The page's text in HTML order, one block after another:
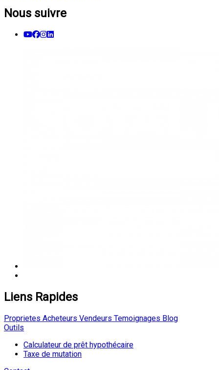
Nous suivre
Liens Rapides
Proprietes Acheteurs Vendeurs Temoignages Blog
Outils
Calculateur de prêt hypothécaire
Taxe de mutation